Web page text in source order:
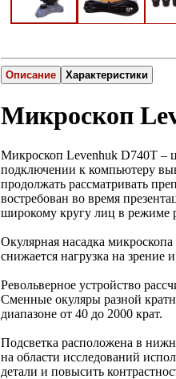
Описание Характеристики
Микроскоп
Микроскоп Levenhuk D740T –
подключении к компьютеру
продолжать рассматривать
востребован во время
широкому кругу лиц в режиме
Окулярная насадка
снижается нагрузка на
Револьверное устройство
Сменные окуляры разной
диапазоне от 40 до 2000 крат.
Подсветка расположена в
на области исследований
детали и повысить